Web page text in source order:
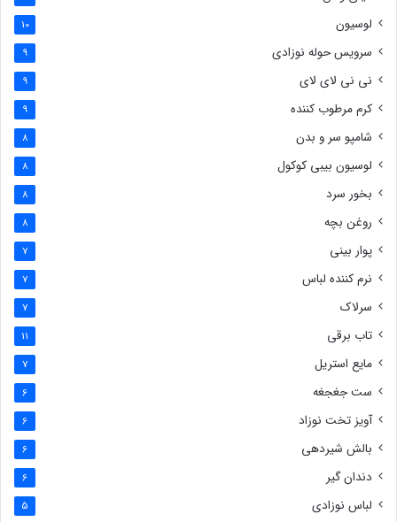
لوسیون 10
سرویس حوله نوزادی 9
نی نی لای لای 9
کرم مرطوب کننده 9
شامپو سر و بدن 8
لوسیون بیبی کوکول 8
بخور سرد 8
روغن بچه 8
پوار بینی 7
نرم کننده لباس 7
سرلاک 7
تاب برقی 11
مایع استریل 7
ست جغجغه 6
آویز تخت نوزاد 6
بالش شیردهی 6
دندان گیر 6
لباس نوزادی 5